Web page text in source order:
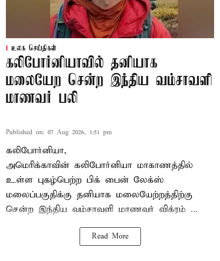
உலக செய்திகள்
கலிபோர்னியாவில் தனியாக
மலையேற சென்ற இந்திய வம்சாவளி
மாணவர் பலி
Published on: 07 Aug 2026, 1:51 pm
கலிபோர்னியா,
அமெரிக்காவின் கலிபோர்னியா மாகாணத்தில்
உள்ள புகழ்பெற்ற பிக் பைன் லேக்ஸ்
மலைப்பகுதிக்கு தனியாக மலையேற்றத்திற்கு
சென்ற இந்திய வம்சாவளி மாணவர் விக்ரம் ...
Read More